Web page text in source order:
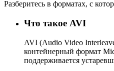
Разберитесь в форматах, с
Что такое AVI
AVI (Audio Video
контейнерный формат
поддерживается